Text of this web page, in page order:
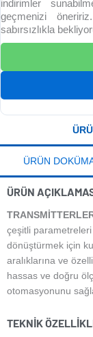
indirimler
geçmenizi
sabırsızlıkla
ÜRÜN
ÜRÜN
çeşitli
dönüştürmek için
aralıklarına ve
hassas ve doğru
otomasyonunu
TEKNIK